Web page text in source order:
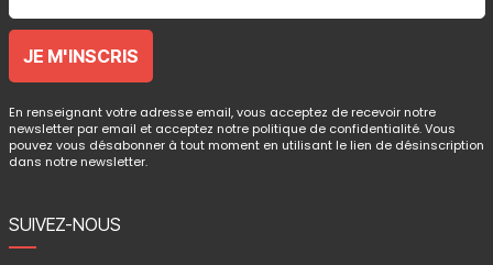
En renseignant votre adresse email, vous acceptez de recevoir notre
newsletter par email et acceptez notre politique de confidentialité. Vous
pouvez vous désabonner à tout moment en utilisant le lien de désinscription
dans notre newsletter.
SUIVEZ-NOUS